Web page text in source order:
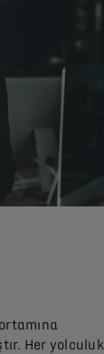
Her yolculuk